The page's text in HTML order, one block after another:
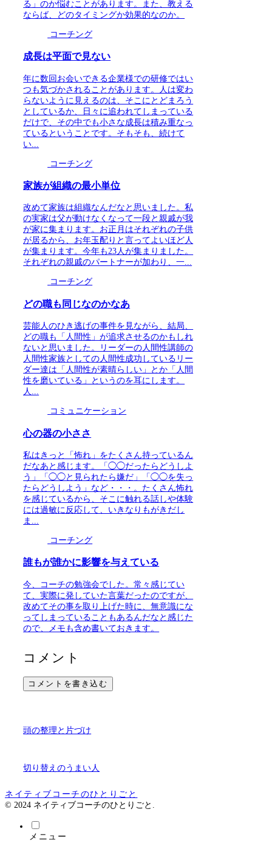
る」のか悩むことがあります。また、教える
ならば、どのタイミングか効果的なのか。
コーチング
成長は平面で見ない
年に数回お会いできる企業様での研修ではい
つも気づかされることがあります。人は変わ
らないように見えるのは、そこにとどまろう
としているか、日々に追われてしまっている
だけで、その中でも小さな成長は積み重なっ
ているということです。そもそも、続けて
い...
コーチング
家族が組織の最小単位
改めて家族は組織なんだなと思いました。私
の実家は父が動けなくなって一段と親戚が我
が家に集まります。お正月はそれぞれの子供
が居るから、お年玉配りと言ってよいほど人
が集まります。今年も23人が集まりました。
それぞれの親戚のパートナーが加わり、一...
コーチング
どの職も同じなのかなあ
芸能人のひき逃げの事件を見ながら、結局、
どの職も「人間性」が追求させるのかもしれ
ないと思いました。リーダーの人間性講師の
人間性家族としての人間性成功しているリー
ダー達は「人間性が素晴らしい」とか「人間
性を磨いている」というのを耳にします。
人...
コミュニケーション
心の器の小ささ
私はきっと「怖れ」をたくさん持っているん
だなあと感じます。「◯◯だったらどうしよ
う」「◯◯と見られたら嫌だ」「◯◯を失っ
たらどうしよう」など・・・。たくさん怖れ
を感じているから、そこに触れる話しや体験
には過敏に反応して、いきなりもがきだし
ま...
コーチング
誰もが誰かに影響を与えている
今、コーチの勉強会でした。常々感じてい
て、実際に発していた言葉だったのですが、
改めてその事を取り上げた時に、無意識にな
ってしまっていることもあるんだなと感じた
ので、メモも含め書いておきます。
コメント
コメントを書き込む
頭の整理と片づけ
切り替えのうまい人
ネイティブコーチのひとりごと
© 2024 ネイティブコーチのひとりごと.
メニュー